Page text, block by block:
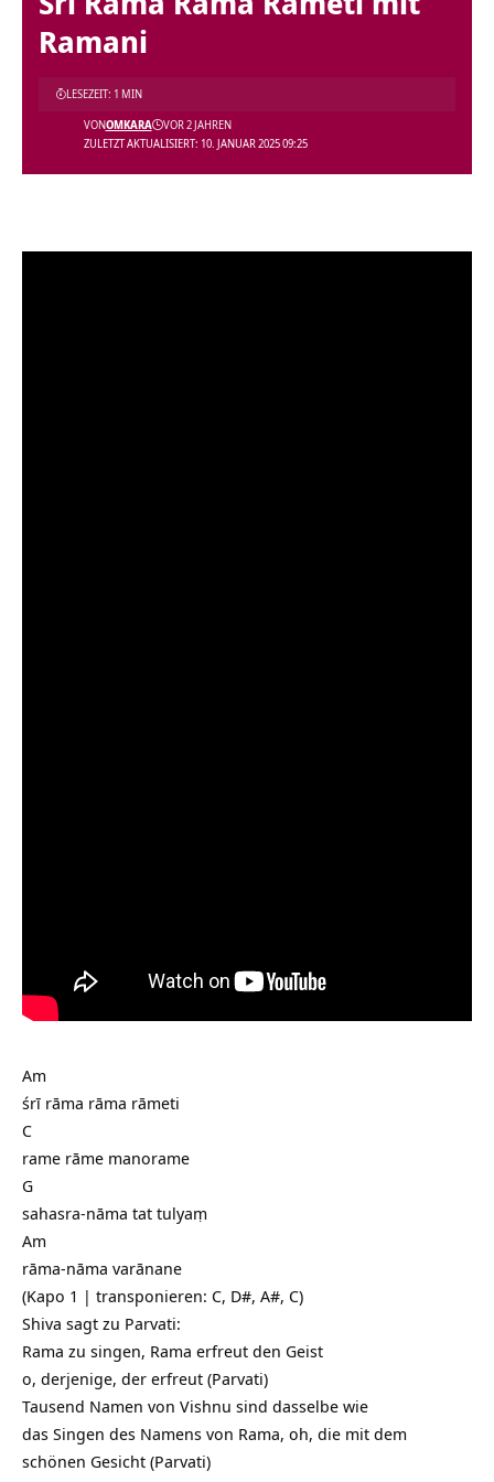
Ramani
ZULETZT AKTUALISIERT: 10. JANUAR 2025 09:25
VONOMKARA VOR 2 JAHREN
LESEZEIT: 1 MIN
Am
śrī rāma rāma rāmeti
C
rame rāme manorame
G
sahasra-nāma tat tulyaṃ
Am
rāma-nāma varānane
(Kapo 1 | transponieren: C, D#, A#, C)
Shiva sagt zu Parvati:
Rama zu singen, Rama erfreut den Geist
o, derjenige, der erfreut (Parvati)
Tausend Namen von Vishnu sind dasselbe wie
das Singen des Namens von Rama, oh, die mit dem
schönen Gesicht (Parvati)